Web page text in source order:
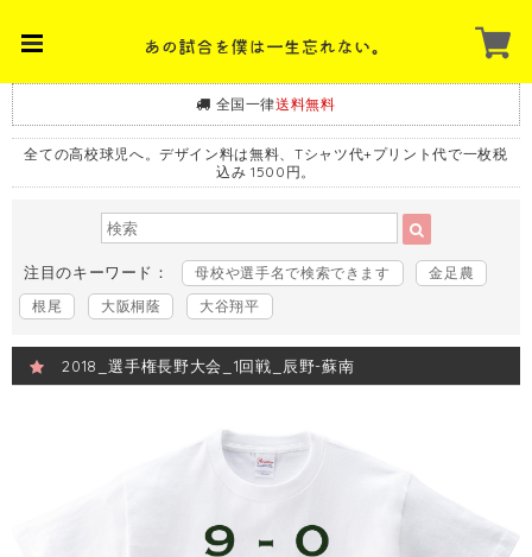
全国一律送料無料
全ての高校球児へ。デザイン料は無料、Tシャツ代+プリント代で一枚税
込み 1500円。
注目のキーワード： 母校や選手名で検索できます
金足農
根尾
大阪桐蔭 大谷翔平
2018_選手権長野大会_1回戦_辰野-蘇南